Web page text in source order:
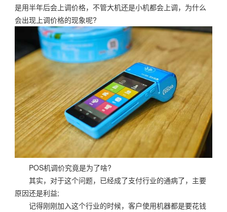
是用半年后会上调价格，不管大机还是小机都会上调，为什么
会出现上调价格的现象呢?
POS机调价究竟是为了啥?
其实，对于这个问题，已经成了支付行业的通病了，主要
原因还是利益;
记得刚刚加入这个行业的时候，客户使用机器都是要花钱